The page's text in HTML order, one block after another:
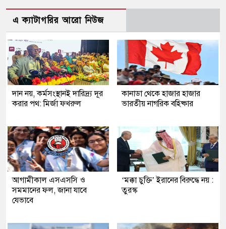
এ ক্যাটাগরির আরো নিউজ
দান নয়, কর্মসংস্থানই দারিদ্র্য দূর
করার পথ: মির্জা ফখরুল
কানাডা থেকে হাজার হাজার
ভারতীয় নাগরিক বহিষ্কার
আগামীকাল এসএসসি ও
সমমানের ফল, জানা যাবে
যেভাবে
‘মক্কা চুক্তি’ ইরানের বিরুদ্ধে নয় :
তুরস্ক